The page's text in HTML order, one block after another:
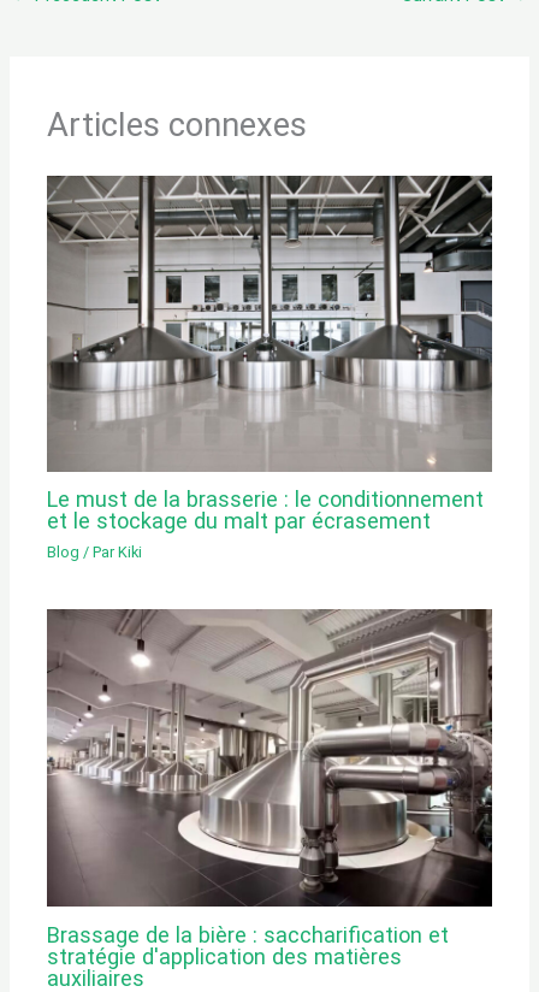
Articles connexes
Le must de la brasserie : le conditionnement
et le stockage du malt par écrasement
Blog / ParKiki
Brassage de la bière : saccharification et
stratégie d'application des matières
auxiliaires